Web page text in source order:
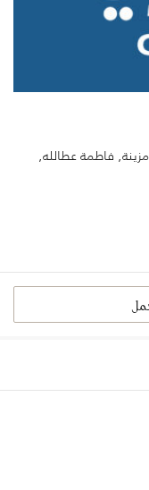
فاطمة عطالله,